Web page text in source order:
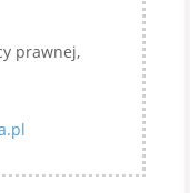
prawnej,